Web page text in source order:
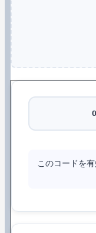
このコードを